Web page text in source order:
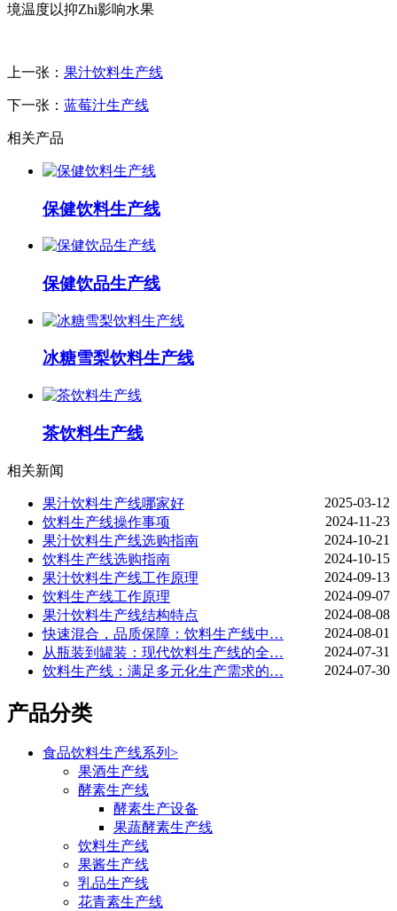
境温度以抑Zhi影响水果
上一张： 果汁饮料生产线
下一张： 蓝莓汁生产线
相关产品
保健饮料生产线
保健饮品生产线
冰糖雪梨饮料生产线
茶饮料生产线
相关新闻
2025-03-12
果汁饮料生产线哪家好
2024-11-23
饮料生产线操作事项
2024-10-21
果汁饮料生产线选购指南
2024-10-15
饮料生产线选购指南
2024-09-13
果汁饮料生产线工作原理
2024-09-07
饮料生产线工作原理
2024-08-08
果汁饮料生产线结构特点
2024-08-01
快速混合，品质保障：饮料生产线中…
2024-07-31
从瓶装到罐装：现代饮料生产线的全…
2024-07-30
饮料生产线：满足多元化生产需求的…
产品分类
食品饮料生产线系列 >
果酒生产线
酵素生产线
酵素生产设备
果蔬酵素生产线
饮料生产线
果酱生产线
乳品生产线
花青素生产线